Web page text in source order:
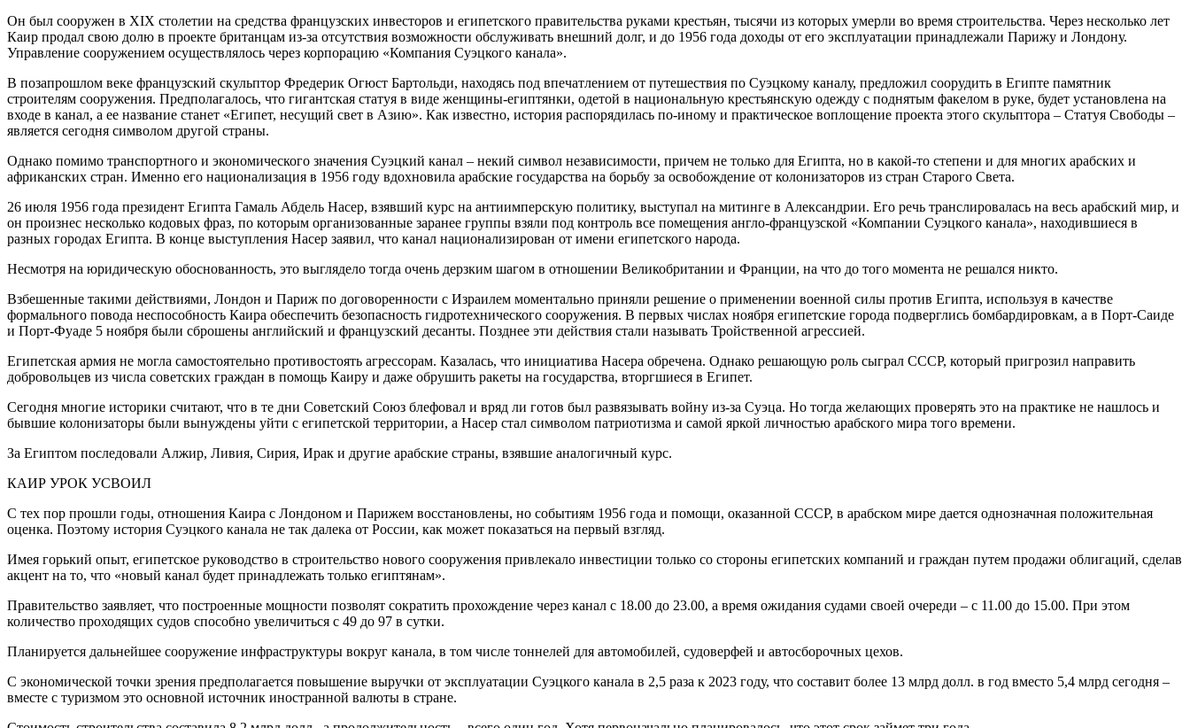
Он был сооружен в XIX столетии на средства французских инвесторов и египетского правительства руками крестьян, тысячи из которых умерли во время строительства. Через несколько лет
Каир продал свою долю в проекте британцам из-за отсутствия возможности обслуживать внешний долг, и до 1956 года доходы от его эксплуатации принадлежали Парижу и Лондону.
Управление сооружением осуществлялось через корпорацию «Компания Суэцкого канала».
В позапрошлом веке французский скульптор Фредерик Огюст Бартольди, находясь под впечатлением от путешествия по Суэцкому каналу, предложил соорудить в Египте памятник
строителям сооружения. Предполагалось, что гигантская статуя в виде женщины-египтянки, одетой в национальную крестьянскую одежду с поднятым факелом в руке, будет установлена на
входе в канал, а ее название станет «Египет, несущий свет в Азию». Как известно, история распорядилась по-иному и практическое воплощение проекта этого скульптора – Статуя Свободы –
является сегодня символом другой страны.
Однако помимо транспортного и экономического значения Суэцкий канал – некий символ независимости, причем не только для Египта, но в какой-то степени и для многих арабских и
африканских стран. Именно его национализация в 1956 году вдохновила арабские государства на борьбу за освобождение от колонизаторов из стран Старого Света.
26 июля 1956 года президент Египта Гамаль Абдель Насер, взявший курс на антиимперскую политику, выступал на митинге в Александрии. Его речь транслировалась на весь арабский мир, и
он произнес несколько кодовых фраз, по которым организованные заранее группы взяли под контроль все помещения англо-французской «Компании Суэцкого канала», находившиеся в
разных городах Египта. В конце выступления Насер заявил, что канал национализирован от имени египетского народа.
Несмотря на юридическую обоснованность, это выглядело тогда очень дерзким шагом в отношении Великобритании и Франции, на что до того момента не решался никто.
Взбешенные такими действиями, Лондон и Париж по договоренности с Израилем моментально приняли решение о применении военной силы против Египта, используя в качестве
формального повода неспособность Каира обеспечить безопасность гидротехнического сооружения. В первых числах ноября египетские города подверглись бомбардировкам, а в Порт-Саиде
и Порт-Фуаде 5 ноября были сброшены английский и французский десанты. Позднее эти действия стали называть Тройственной агрессией.
Египетская армия не могла самостоятельно противостоять агрессорам. Казалась, что инициатива Насера обречена. Однако решающую роль сыграл СССР, который пригрозил направить
добровольцев из числа советских граждан в помощь Каиру и даже обрушить ракеты на государства, вторгшиеся в Египет.
Сегодня многие историки считают, что в те дни Советский Союз блефовал и вряд ли готов был развязывать войну из-за Суэца. Но тогда желающих проверять это на практике не нашлось и
бывшие колонизаторы были вынуждены уйти с египетской территории, а Насер стал символом патриотизма и самой яркой личностью арабского мира того времени.
За Египтом последовали Алжир, Ливия, Сирия, Ирак и другие арабские страны, взявшие аналогичный курс.
КАИР УРОК УСВОИЛ
С тех пор прошли годы, отношения Каира с Лондоном и Парижем восстановлены, но событиям 1956 года и помощи, оказанной СССР, в арабском мире дается однозначная положительная
оценка. Поэтому история Суэцкого канала не так далека от России, как может показаться на первый взгляд.
Имея горький опыт, египетское руководство в строительство нового сооружения привлекало инвестиции только со стороны египетских компаний и граждан путем продажи облигаций, сделав
акцент на то, что «новый канал будет принадлежать только египтянам».
Правительство заявляет, что построенные мощности позволят сократить прохождение через канал с 18.00 до 23.00, а время ожидания судами своей очереди – с 11.00 до 15.00. При этом
количество проходящих судов способно увеличиться с 49 до 97 в сутки.
Планируется дальнейшее сооружение инфраструктуры вокруг канала, в том числе тоннелей для автомобилей, судоверфей и автосборочных цехов.
С экономической точки зрения предполагается повышение выручки от эксплуатации Суэцкого канала в 2,5 раза к 2023 году, что составит более 13 млрд долл. в год вместо 5,4 млрд сегодня –
вместе с туризмом это основной источник иностранной валюты в стране.